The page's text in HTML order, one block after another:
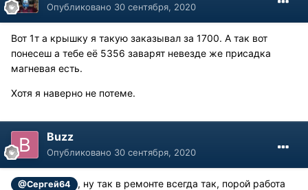
Опубликовано 30 сентября, 2020
Вот 1т а крышку я такую заказывал за 1700. А так вот
понесеш а тебе её 5356 заварят невезде же присадка
магневая есть.
Хотя я наверно не потеме.
Buzz
Опубликовано 30 сентября, 2020
@Сергей64
, ну так в ремонте всегда так, порой работа